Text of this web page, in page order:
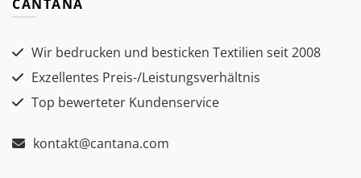
CANTANA
Wir bedrucken und besticken Textilien seit 2008
Exzellentes Preis-/Leistungsverhältnis
Top bewerteter Kundenservice
kontakt@cantana.com